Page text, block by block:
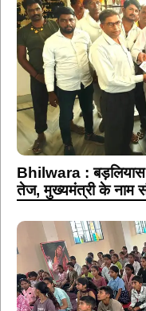
Bhilwara : बड़लियास
तेज, मुख्यमंत्री के नाम